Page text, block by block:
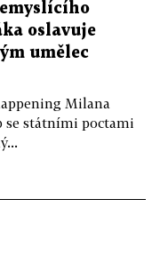
oslavuje
umělec
Milana
se státními poctami